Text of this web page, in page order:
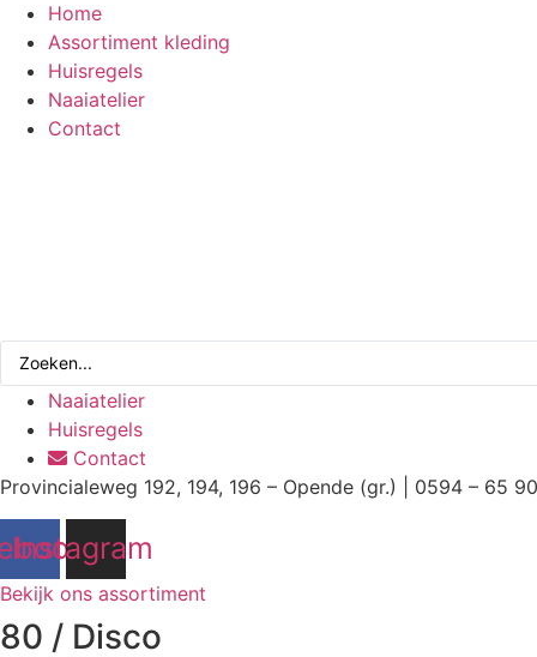
Home
Assortiment kleding
Huisregels
Naaiatelier
Contact
Search
Naaiatelier
Huisregels
Contact
Provincialeweg 192, 194, 196 – Opende (gr.) | 0594 – 65
Instagram
Bekijk ons assortiment
80 / Disco